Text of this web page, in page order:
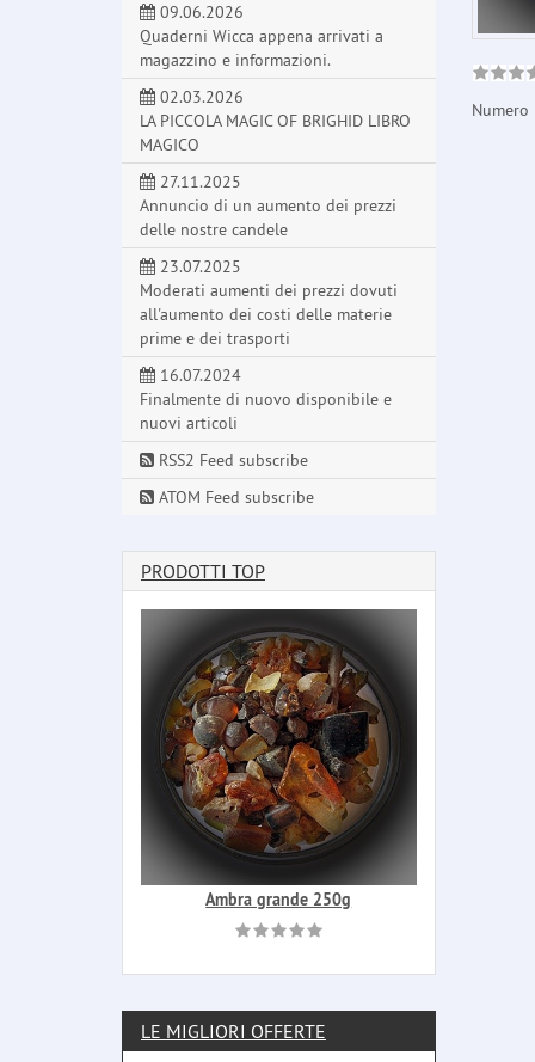
09.06.2026
Quaderni Wicca appena arrivati a
magazzino e informazioni.
02.03.2026
LA PICCOLA MAGIC OF BRIGHID LIBRO
MAGICO
27.11.2025
Annuncio di un aumento dei prezzi
delle nostre candele
23.07.2025
Moderati aumenti dei prezzi dovuti
all'aumento dei costi delle materie
prime e dei trasporti
16.07.2024
Finalmente di nuovo disponibile e
nuovi articoli
RSS2 Feed subscribe
ATOM Feed subscribe
PRODOTTI TOP
Ambra grande 250g
LE MIGLIORI OFFERTE